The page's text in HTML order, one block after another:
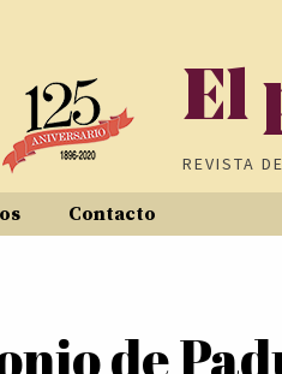
El
REVISTA DE
Contacto
de